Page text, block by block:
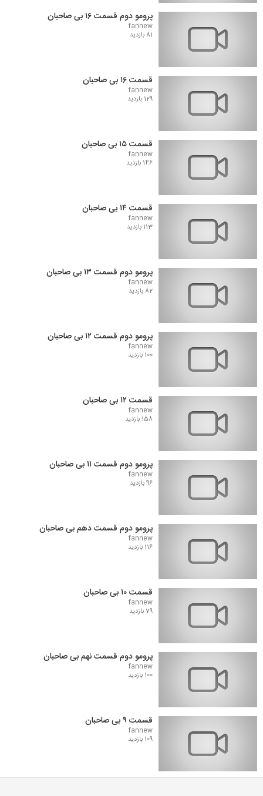
پرومو دوم قسمت ۱۶ بی صاحبان
fannew
81 بازدید
قسمت ۱۶ بی صاحبان
fannew
129 بازدید
قسمت ۱۵ بی صاحبان
fannew
146 بازدید
قسمت ۱۴ بی صاحبان
fannew
113 بازدید
پرومو دوم قسمت ۱۳ بی صاحبان
fannew
82 بازدید
پرومو دوم قسمت ۱۲ بی صاحبان
fannew
100 بازدید
قسمت ۱۲ بی صاحبان
fannew
158 بازدید
پرومو دوم قسمت ۱۱ بی صاحبان
fannew
96 بازدید
پرومو دوم قسمت دهم بی صاحبان
fannew
116 بازدید
قسمت ۱۰ بی صاحبان
fannew
79 بازدید
پرومو دوم قسمت نهم بی صاحبان
fannew
100 بازدید
قسمت ۹ بی صاحبان
fannew
109 بازدید